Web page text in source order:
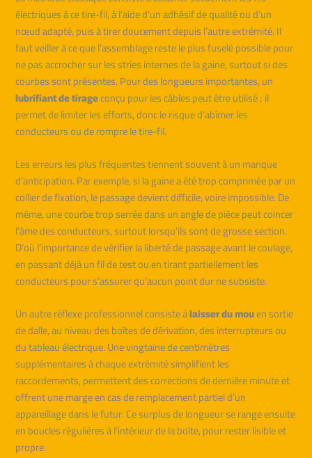
électriques à ce tire-fil, à l’aide d’un adhésif de qualité ou d’un
nœud adapté, puis à tirer doucement depuis l’autre extrémité. Il
faut veiller à ce que l’assemblage reste le plus fuselé possible pour
ne pas accrocher sur les stries internes de la gaine, surtout si des
courbes sont présentes. Pour des longueurs importantes, un
lubrifiant de tirageconçu pour les câbles peut être utilisé ; il
permet de limiter les efforts, donc le risque d’abîmer les
conducteurs ou de rompre le tire-fil.
Les erreurs les plus fréquentes tiennent souvent à un manque
d’anticipation. Par exemple, si la gaine a été trop comprimée par un
collier de fixation, le passage devient difficile, voire impossible. De
même, une courbe trop serrée dans un angle de pièce peut coincer
l’âme des conducteurs, surtout lorsqu’ils sont de grosse section.
D’où l’importance de vérifier la liberté de passage avant le coulage,
en passant déjà un fil de test ou en tirant partiellement les
conducteurs pour s’assurer qu’aucun point dur ne subsiste.
Un autre réflexe professionnel consiste àlaisser du mouen sortie
de dalle, au niveau des boîtes de dérivation, des interrupteurs ou
du tableau électrique. Une vingtaine de centimètres
supplémentaires à chaque extrémité simplifient les
raccordements, permettent des corrections de dernière minute et
offrent une marge en cas de remplacement partiel d’un
appareillage dans le futur. Ce surplus de longueur se range ensuite
en boucles régulières à l’intérieur de la boîte, pour rester lisible et
propre.